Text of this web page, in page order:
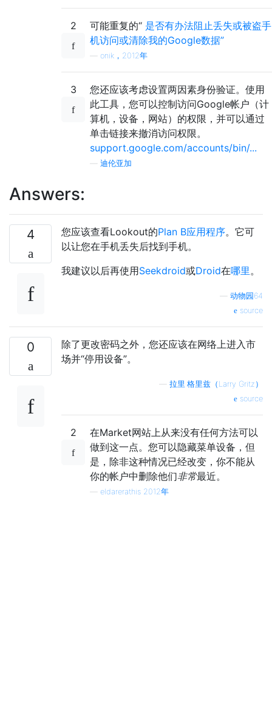
2 可能重复的“ 是否有办法阻止丢失或被盗手
机访问或清除我的Google数据”
onik，2012年
3
您还应该考虑设置两因素身份验证。使用
此工具，您可以控制访问Google帐户（计
算机，设备，网站）的权限，并可以通过
单击链接来撤消访问权限。
support.google.com/accounts/bin/...
迪伦亚加
Answers:
4 您应该查看Lookout的Plan B应用程序。它可
以让您在手机丢失后找到手机。
我建议以后再使用Seekdroid或Droid在哪里 。
动物园64
source
0
除了更改密码之外，您还应该在网络上进入市
场并“停用设备”。
拉里·格里兹（Larry Gritz）
source
2
在Market网站上从来没有任何方法可以
做到这一点。您可以隐藏菜单设备，但
是，除非这种情况已经改变，你不能从
你的帐户中删除他们非常最近。
eldarerathis 2012年